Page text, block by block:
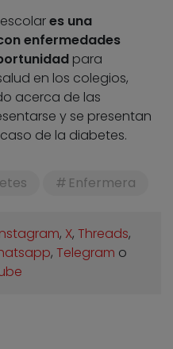
es una
enfermedades
para
en los colegios,
acerca de las
y se presentan
de la diabetes.
Enfermera
, X, Threads,
, Telegram o